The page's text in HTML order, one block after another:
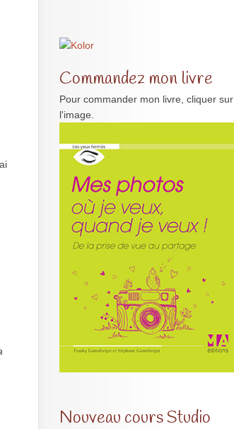
Commandez mon livre
Pour commander mon livre, cliquer sur
l'image.
Nouveau cours Studio